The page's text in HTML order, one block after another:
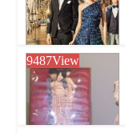
9487View